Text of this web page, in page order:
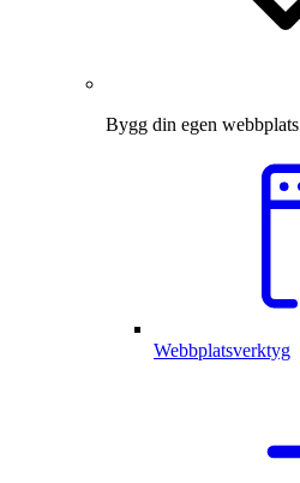
Bygg din egen webbplats
Webbplatsverktyg